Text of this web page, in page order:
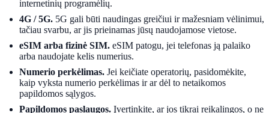
internetinių programėlių.
4G / 5G. 5G gali būti naudingas greičiui ir mažesniam vėlinimui,
tačiau svarbu, ar jis prieinamas jūsų naudojamose vietose.
eSIM arba fizinė SIM. eSIM patogu, jei telefonas ją palaiko
arba naudojate kelis numerius.
Numerio perkėlimas. Jei keičiate operatorių, pasidomėkite,
kaip vyksta numerio perkėlimas ir ar dėl to netaikomos
papildomos sąlygos.
Papildomos paslaugos. Įvertinkite, ar jos tikrai reikalingos, o ne